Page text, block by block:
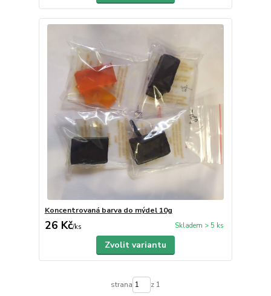
Koncentrovaná barva do mýdel 10g
26 Kč/ks Skladem > 5 ks
Zvolit variantu
strana z 1